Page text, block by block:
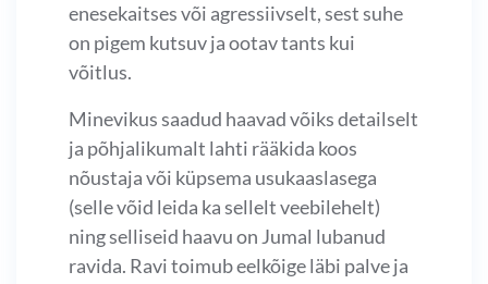
enesekaitses või agressiivselt, sest suhe
on pigem kutsuv ja ootav tants kui
võitlus.
Minevikus saadud haavad võiks detailselt
ja põhjalikumalt lahti rääkida koos
nõustaja või küpsema usukaaslasega
(selle võid leida ka sellelt veebilehelt)
ning selliseid haavu on Jumal lubanud
ravida. Ravi toimub eelkõige läbi palve ja